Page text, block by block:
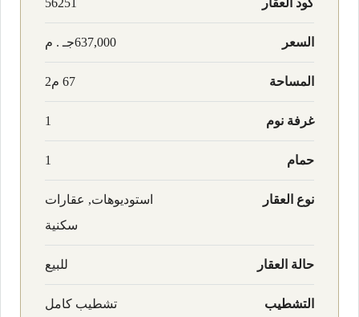
كود العقار 56251
السعر 637,000جـ . م
المساحة 67 م2
غرفة نوم 1
حمام 1
نوع العقار
استوديوهات, عقارات
سكنية
حالة العقار للبيع
التشطيب تشطيب كامل